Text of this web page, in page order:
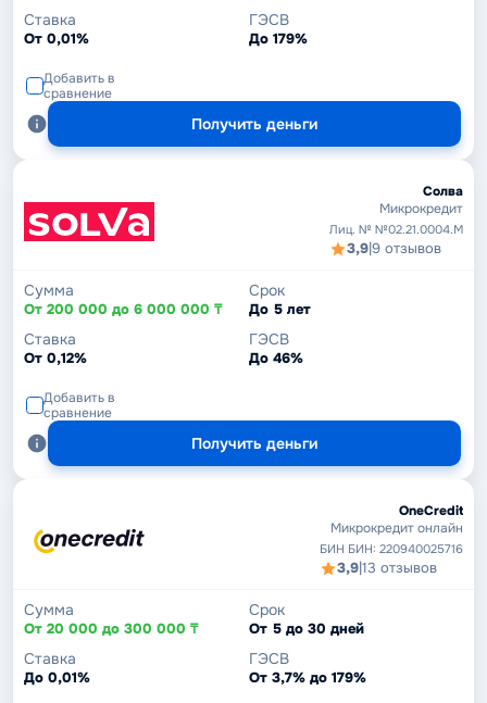
Ставка
От 0,01%
ГЭСВ
До 179%
Добавить в
сравнение
Получить деньги
Солва
Микрокредит
Лиц. № №02.21.0004.М
3,9|9 отзывов
Сумма
От 200 000 до 6 000 000 ₸
Срок
До 5 лет
Ставка
От 0,12%
ГЭСВ
До 46%
Добавить в
сравнение
Получить деньги
OneCredit
Микрокредит онлайн
БИН БИН: 220940025716
3,9|13 отзывов
Сумма
От 20 000 до 300 000 ₸
Срок
От 5 до 30 дней
Ставка
До 0,01%
ГЭСВ
От 3,7% до 179%